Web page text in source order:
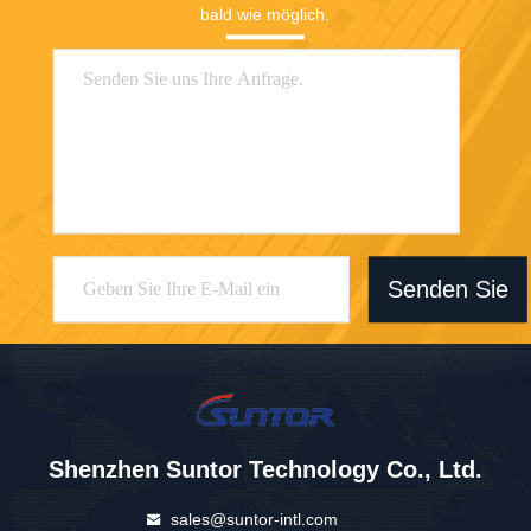
bald wie möglich.
Senden Sie
Shenzhen Suntor Technology Co., Ltd.
sales@suntor-intl.com